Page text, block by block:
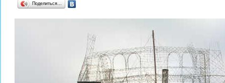
Поделиться…